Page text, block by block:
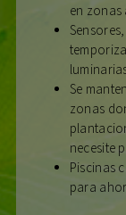
en
Se
zonas
necesite
Piscinas
para